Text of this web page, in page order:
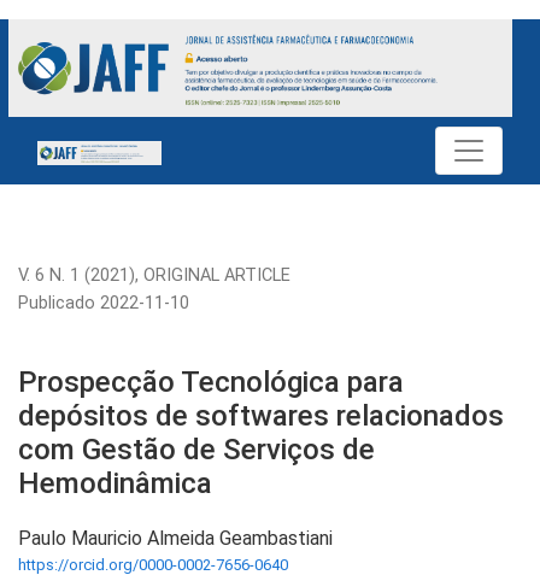
Prospecção Tecnológica para depósitos de softwares
V. 6 N. 1 (2021), ORIGINAL ARTICLE
Prospecção Tecnológica para
depósitos de softwares relacionados
com Gestão de Serviços de
Hemodinâmica
Publicado 2022-11-10
Paulo Mauricio Almeida Geambastiani
https://orcid.org/0000-0002-7656-0640